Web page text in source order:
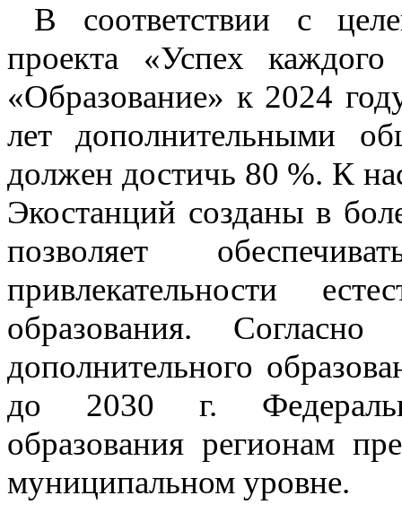
В соответствии с
проекта «Успех каждого
«Образование» к 2024
лет дополнительными
должен достичь 80 %. К
Экостанций созданы в
позволяет
привлекательности
образования.
дополнительного
до 2030 г.
образования регионам
муниципальном уровне.